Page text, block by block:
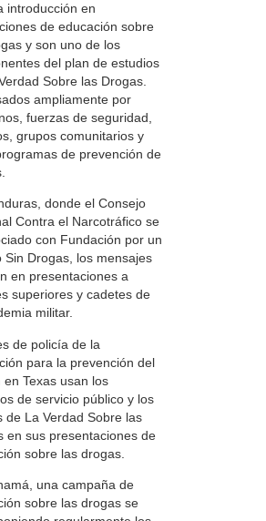
introducción en
de educación sobre
y son uno de los
del plan de estudios
Sobre las Drogas.
ampliamente por
fuerzas de seguridad,
grupos comunitarios y
de prevención de
donde el Consejo
Contra el Narcotráfico se
con Fundación por un
Sin Drogas, los mensajes
en presentaciones a
superiores y cadetes de
militar.
de policía de la
para la prevención del
en Texas usan los
de servicio público y los
de La Verdad Sobre las
en sus presentaciones de
sobre las drogas.
una campaña de
sobre las drogas se